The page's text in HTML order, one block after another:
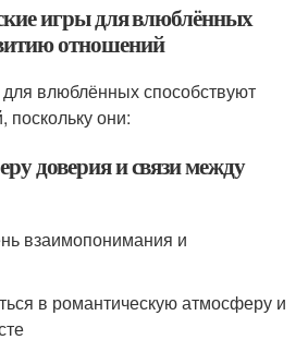
игры для влюблённых
отношений
влюблённых способствуют
они:
доверия и связи между
взаимопонимания и
в романтическую атмосферу и